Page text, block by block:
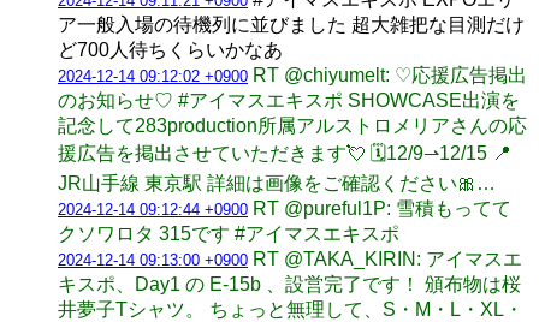
ア一般入場の待機列に並びました 超大雑把な目測だけ
ど700人待ちくらいかなあ
2024-12-14 09:12:02 +0900 RT @chiyumelt: ♡応援広告掲出
のお知らせ♡ #アイマスエキスポ SHOWCASE出演を
記念して283production所属アルストロメリアさんの応
援広告を掲出させていただきます💘 🗓️12/9⇀12/15 📍
JR山手線 東京駅 詳細は画像をご確認ください🎀…
2024-12-14 09:12:44 +0900 RT @pureful1P: 雪積もってて
クソワロタ 315です #アイマスエキスポ
2024-12-14 09:13:00 +0900 RT @TAKA_KIRIN: アイマスエ
キスポ、Day1 の E-15b 、設営完了です！ 頒布物は桜
井夢子Tシャツ。 ちょっと無理して、S・M・L・XL・